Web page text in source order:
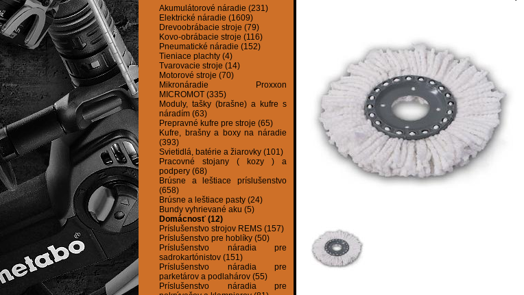
Akumulátorové náradie (231)
Elektrické náradie (1609)
Drevoobrábacie stroje (79)
Kovo-obrábacie stroje (116)
Pneumatické náradie (152)
Tieniace plachty (4)
Tvarovacie stroje (14)
Motorové stroje (70)
Mikronáradie Proxxon
MICROMOT (335)
Moduly, tašky (brašne) a kufre s
náradím (63)
Prepravné kufre pre stroje (65)
Kufre, brašny a boxy na náradie
(393)
Svietidlá, batérie a žiarovky (101)
Pracovné stojany ( kozy ) a
podpery (68)
Brúsne a leštiace príslušenstvo
(658)
Brúsne a leštiace pasty (24)
Bundy vyhrievané aku (5)
Domácnosť (12)
Príslušenstvo strojov REMS (157)
Príslušenstvo pre hoblíky (50)
Príslušenstvo náradia pre
sadrokartónistov (151)
Príslušenstvo náradia pre
parketárov a podlahárov (55)
Príslušenstvo náradia pre